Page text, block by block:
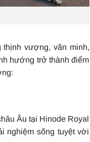
vượng, văn minh,
hướng trở thành điểm
Âu tại Hinode Royal
nghiệm sống tuyệt vời